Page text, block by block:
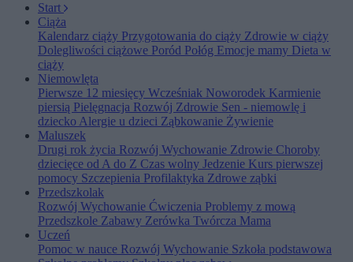
Start
Ciąża
Kalendarz ciąży Przygotowania do ciąży Zdrowie w ciąży
Dolegliwości ciążowe Poród Połóg Emocje mamy Dieta w
ciąży
Niemowlęta
Pierwsze 12 miesięcy Wcześniak Noworodek Karmienie
piersią Pielęgnacja Rozwój Zdrowie Sen - niemowlę i
dziecko Alergie u dzieci Ząbkowanie Żywienie
Maluszek
Drugi rok życia Rozwój Wychowanie Zdrowie Choroby
dziecięce od A do Z Czas wolny Jedzenie Kurs pierwszej
pomocy Szczepienia Profilaktyka Zdrowe ząbki
Przedszkolak
Rozwój Wychowanie Ćwiczenia Problemy z mową
Przedszkole Zabawy Zerówka Twórcza Mama
Uczeń
Pomoc w nauce Rozwój Wychowanie Szkoła podstawowa